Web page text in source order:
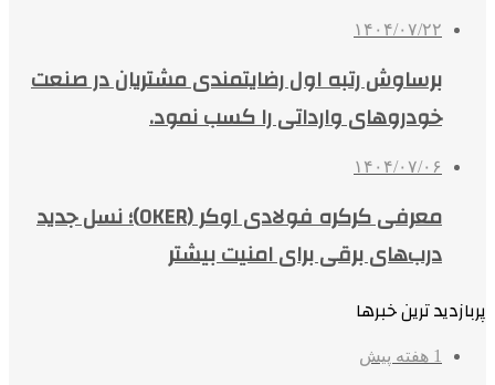
۱۴۰۴/۰۷/۲۲
برساوش رتبه اول رضایتمندی مشتریان در صنعت
خودروهای وارداتی را کسب نمود.
۱۴۰۴/۰۷/۰۶
معرفی کرکره فولادی اوکر (OKER)؛ نسل جدید
درب‌های برقی برای امنیت بیشتر
پربازدید ترین خبرها
1 هفته پیش